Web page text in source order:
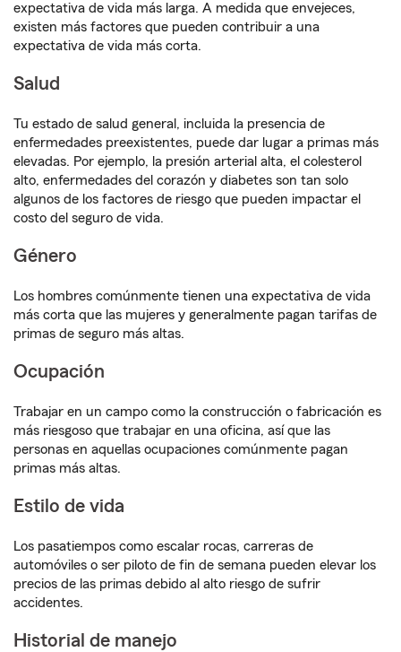
expectativa de vida más larga. A medida que envejeces,
existen más factores que pueden contribuir a una
expectativa de vida más corta.
Salud
Tu estado de salud general, incluida la presencia de
enfermedades preexistentes, puede dar lugar a primas más
elevadas. Por ejemplo, la presión arterial alta, el colesterol
alto, enfermedades del corazón y diabetes son tan solo
algunos de los factores de riesgo que pueden impactar el
costo del seguro de vida.
Género
Los hombres comúnmente tienen una expectativa de vida
más corta que las mujeres y generalmente pagan tarifas de
primas de seguro más altas.
Ocupación
Trabajar en un campo como la construcción o fabricación es
más riesgoso que trabajar en una oficina, así que las
personas en aquellas ocupaciones comúnmente pagan
primas más altas.
Estilo de vida
Los pasatiempos como escalar rocas, carreras de
automóviles o ser piloto de fin de semana pueden elevar los
precios de las primas debido al alto riesgo de sufrir
accidentes.
Historial de manejo